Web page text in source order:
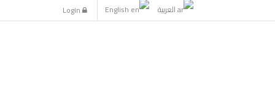
English العربية